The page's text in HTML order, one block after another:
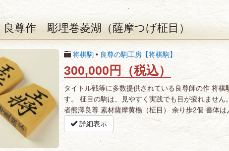
尊作 彫埋巻菱湖（薩摩つげ柾目）
将棋駒 • 良尊の駒工房【将棋駒】
300,000円（税込）
タイトル戦等に多数提供されている良尊師の作 将
す。 柾目の駒は、見やすく実践でも目が疲れませ
者熊澤良尊 素材薩摩黄楊（柾目） 余り歩2個 書体
詳細表示